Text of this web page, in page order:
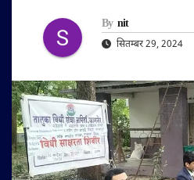
By nit
सितम्बर 29, 2024